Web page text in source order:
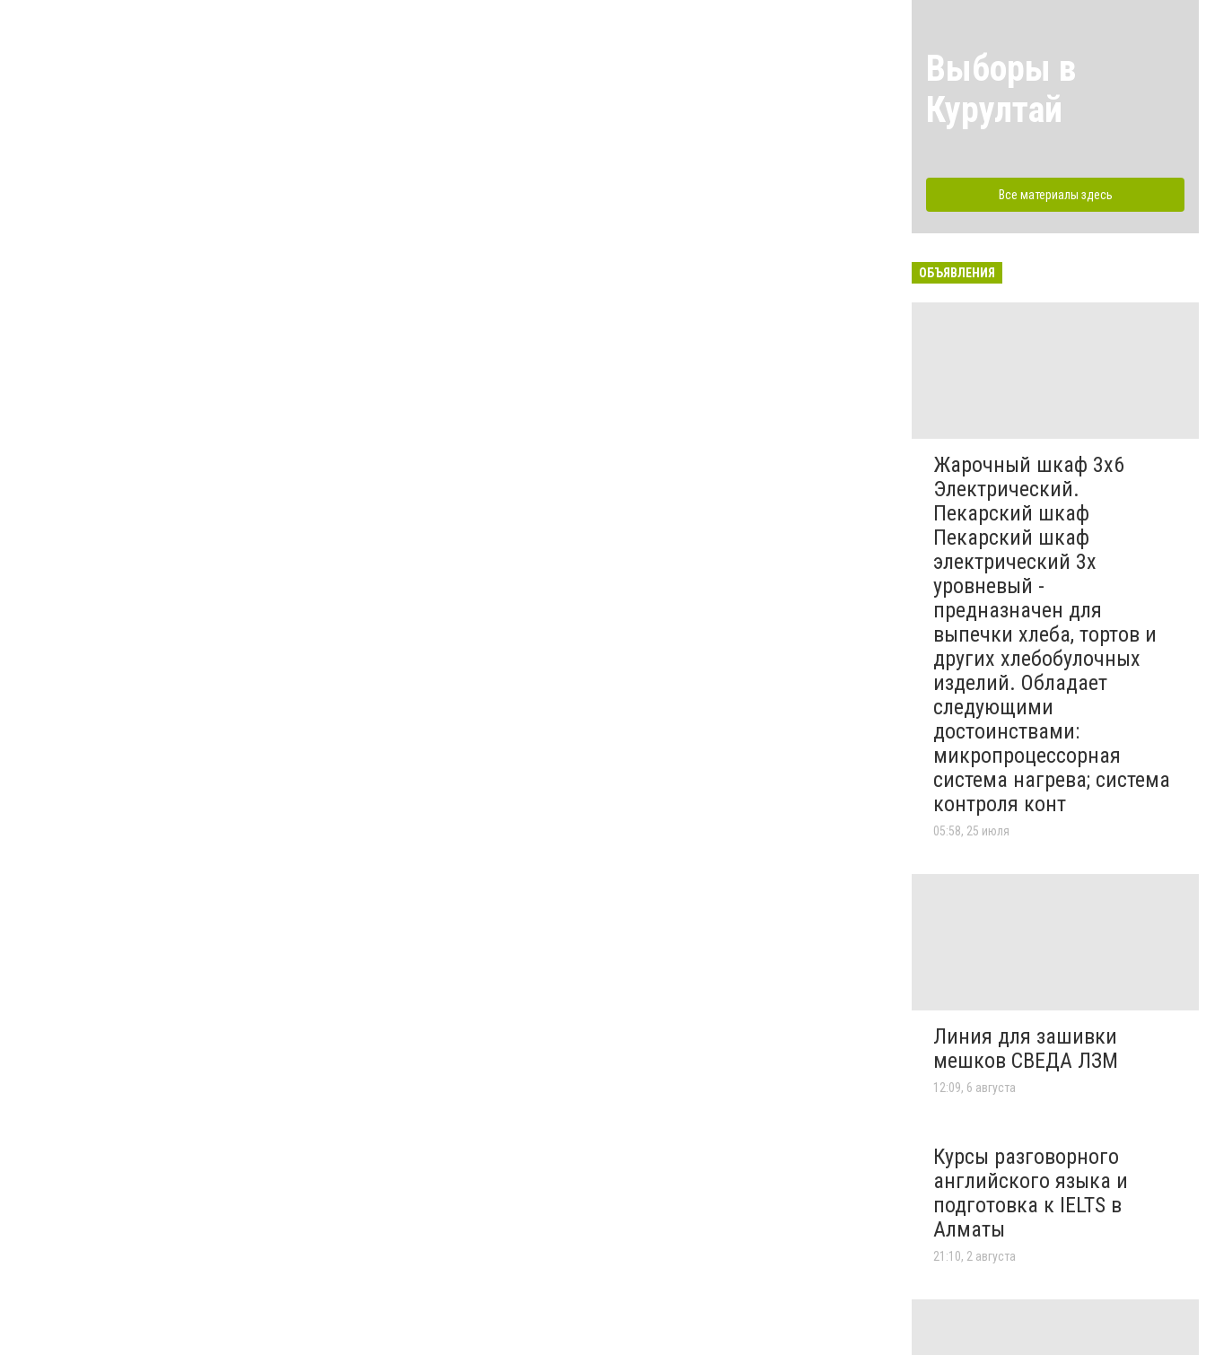
Выборы в
Курултай
Все материалы здесь
ОБЪЯВЛЕНИЯ
Жарочный шкаф 3х6
Электрический.
Пекарский шкаф
Пекарский шкаф
электрический 3х
уровневый -
предназначен для
выпечки хлеба, тортов и
других хлебобулочных
изделий. Обладает
следующими
достоинствами:
микропроцессорная
система нагрева; система
контроля конт
05:58, 25 июля
Линия для зашивки
мешков СВЕДА ЛЗМ
12:09, 6 августа
Курсы разговорного
английского языка и
подготовка к IELTS в
Алматы
21:10, 2 августа